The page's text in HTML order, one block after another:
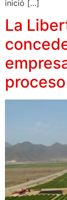
inició […]
La